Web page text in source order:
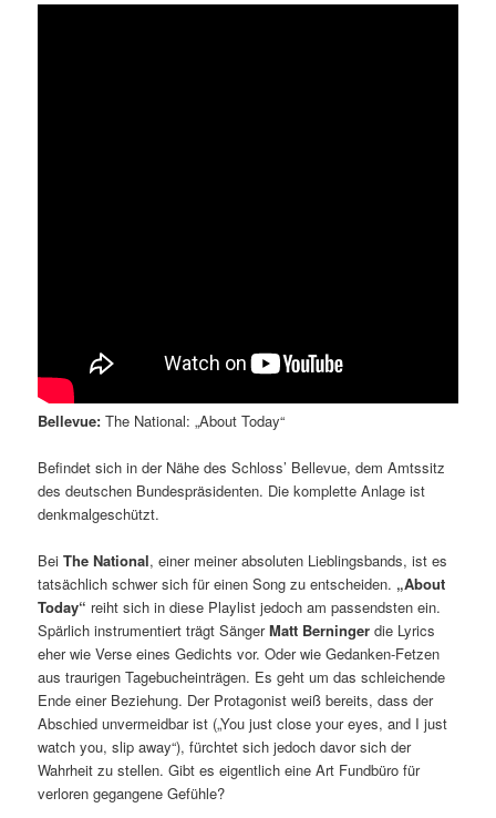
Bellevue: The National: „About Today“
Befindet sich in der Nähe des Schloss’ Bellevue, dem Amtssitz
des deutschen Bundespräsidenten. Die komplette Anlage ist
denkmalgeschützt.
BeiThe National, einer meiner absoluten Lieblingsbands, ist es
tatsächlich schwer sich für einen Song zu entscheiden. „About
Today“ reiht sich in diese Playlist jedoch am passendsten ein.
Spärlich instrumentiert trägt SängerMatt Berninger die Lyrics
eher wie Verse eines Gedichts vor. Oder wie Gedanken-Fetzen
aus traurigen Tagebucheinträgen. Es geht um das schleichende
Ende einer Beziehung. Der Protagonist weiß bereits, dass der
Abschied unvermeidbar ist („You just close your eyes, and I just
watch you, slip away“), fürchtet sich jedoch davor sich der
Wahrheit zu stellen. Gibt es eigentlich eine Art Fundbüro für
verloren gegangene Gefühle?